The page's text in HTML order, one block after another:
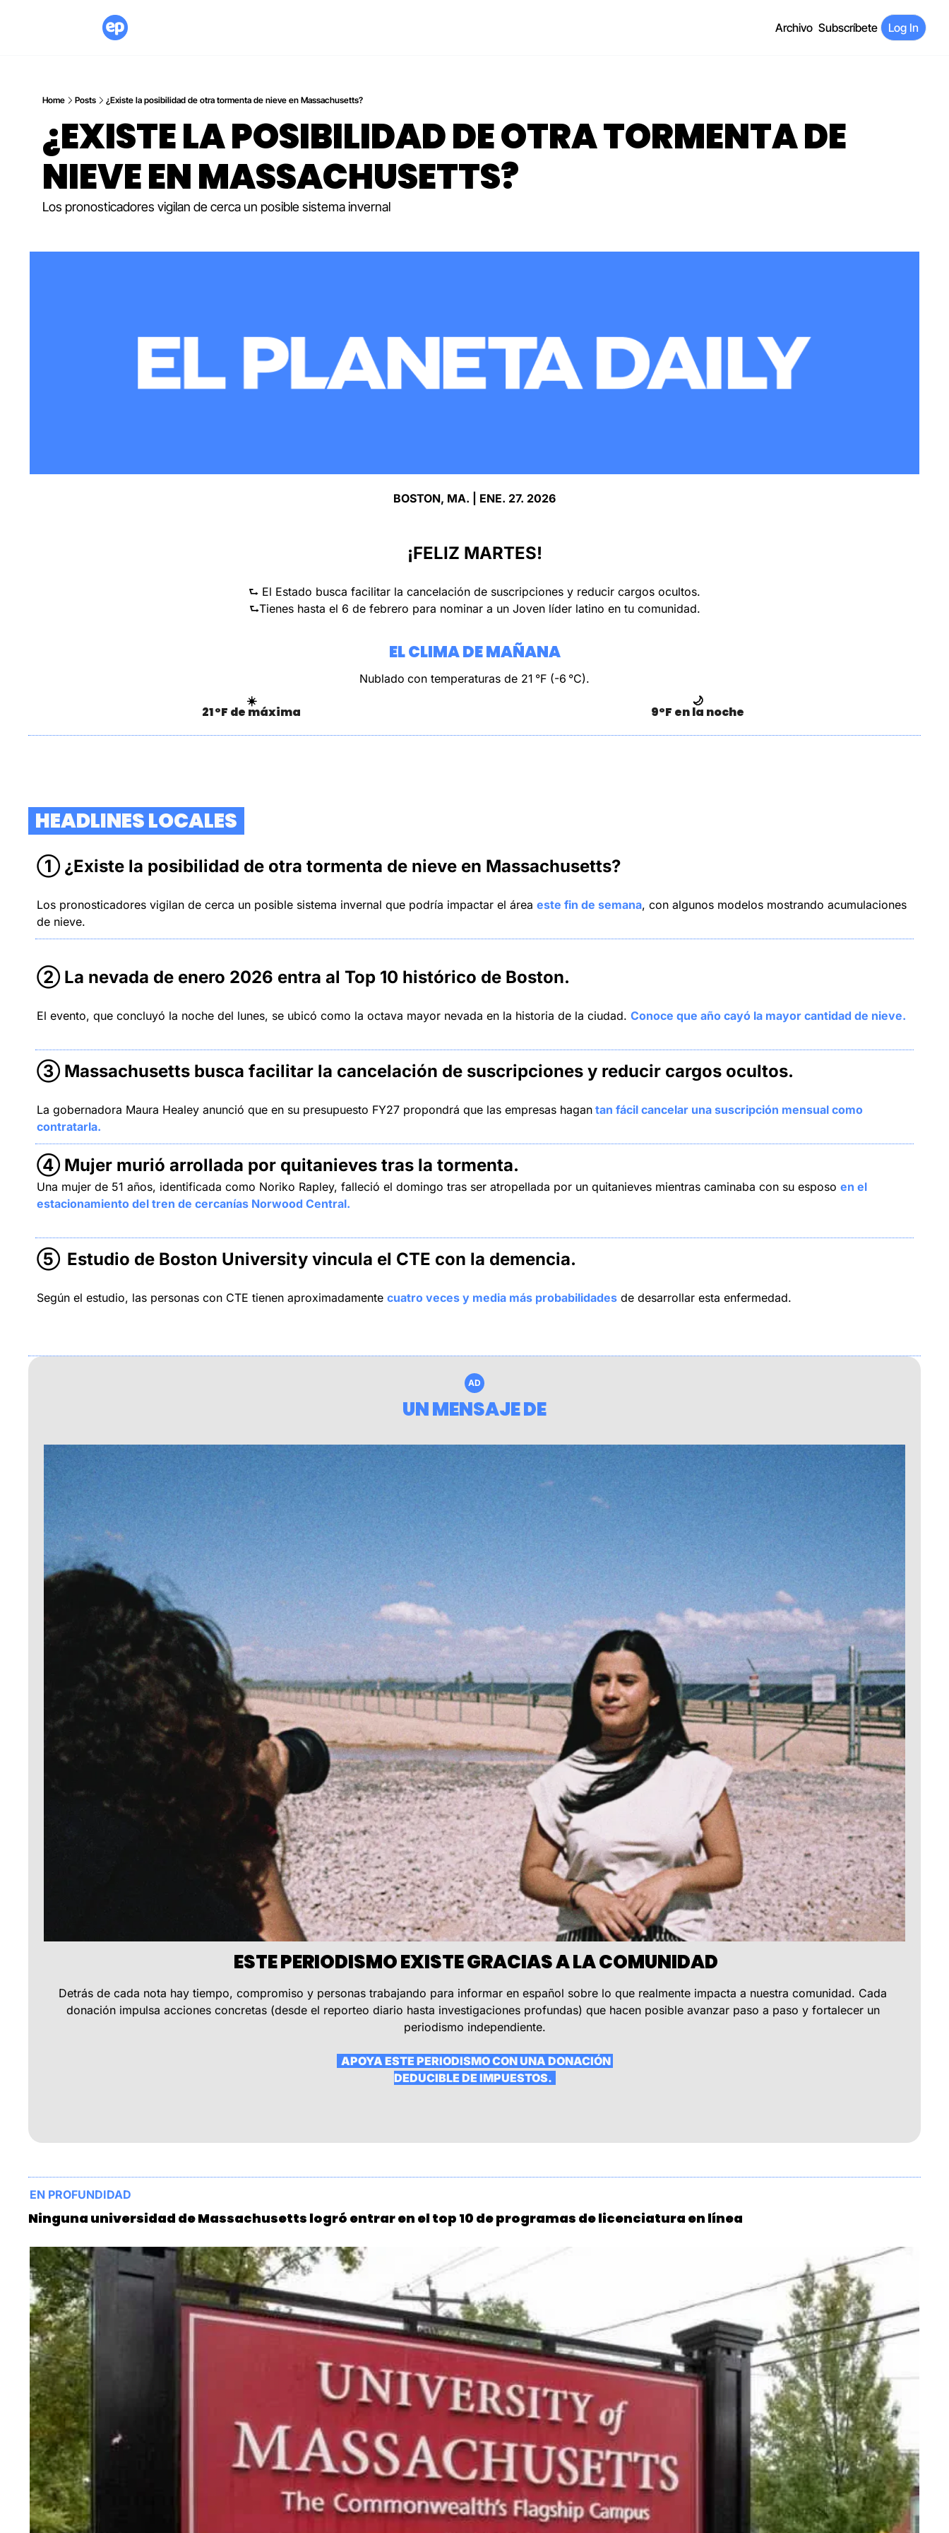
Archivo Subscríbete Log In
Home Posts ¿Existe la posibilidad de otra tormenta de nieve en Massachusetts?
¿EXISTE LA POSIBILIDAD DE OTRA TORMENTA DE
NIEVE EN MASSACHUSETTS?
Los pronosticadores vigilan de cerca un posible sistema invernal
BOSTON, MA. | ENE. 27. 2026
¡FELIZ MARTES!
⮑ El Estado busca facilitar la cancelación de suscripciones y reducir cargos ocultos.
⮑Tienes hasta el 6 de febrero para nominar a un Joven líder latino en tu comunidad.
EL CLIMA DE MAÑANA
Nublado con temperaturas de 21 °F (-6 °C).
☀️
21 °F de máxima
🌙
9°F en la noche
  HEADLINES LOCALES
① ¿Existe la posibilidad de otra tormenta de nieve en Massachusetts?
Los pronosticadores vigilan de cerca un posible sistema invernal que podría impactar el área este fin de semana, con algunos modelos mostrando acumulaciones
de nieve.
② La nevada de enero 2026 entra al Top 10 histórico de Boston.
El evento, que concluyó la noche del lunes, se ubicó como la octava mayor nevada en la historia de la ciudad. Conoce que año cayó la mayor cantidad de nieve.
③ Massachusetts busca facilitar la cancelación de suscripciones y reducir cargos ocultos.
La gobernadora Maura Healey anunció que en su presupuesto FY27 propondrá que las empresas hagan tan fácil cancelar una suscripción mensual como
contratarla.
④ Mujer murió arrollada por quitanieves tras la tormenta.
Una mujer de 51 años, identificada como Noriko Rapley, falleció el domingo tras ser atropellada por un quitanieves mientras caminaba con su esposo en el
estacionamiento del tren de cercanías Norwood Central.
⑤ Estudio de Boston University vincula el CTE con la demencia.
Según el estudio, las personas con CTE tienen aproximadamente cuatro veces y media más probabilidades de desarrollar esta enfermedad.
AD
UN MENSAJE DE
ESTE PERIODISMO EXISTE GRACIAS A LA COMUNIDAD
Detrás de cada nota hay tiempo, compromiso y personas trabajando para informar en español sobre lo que realmente impacta a nuestra comunidad. Cada
donación impulsa acciones concretas (desde el reporteo diario hasta investigaciones profundas) que hacen posible avanzar paso a paso y fortalecer un
periodismo independiente.
  APOYA ESTE PERIODISMO CON UNA DONACIÓN
DEDUCIBLE DE IMPUESTOS.
EN PROFUNDIDAD
Ninguna universidad de Massachusetts logró entrar en el top 10 de programas de licenciatura en línea